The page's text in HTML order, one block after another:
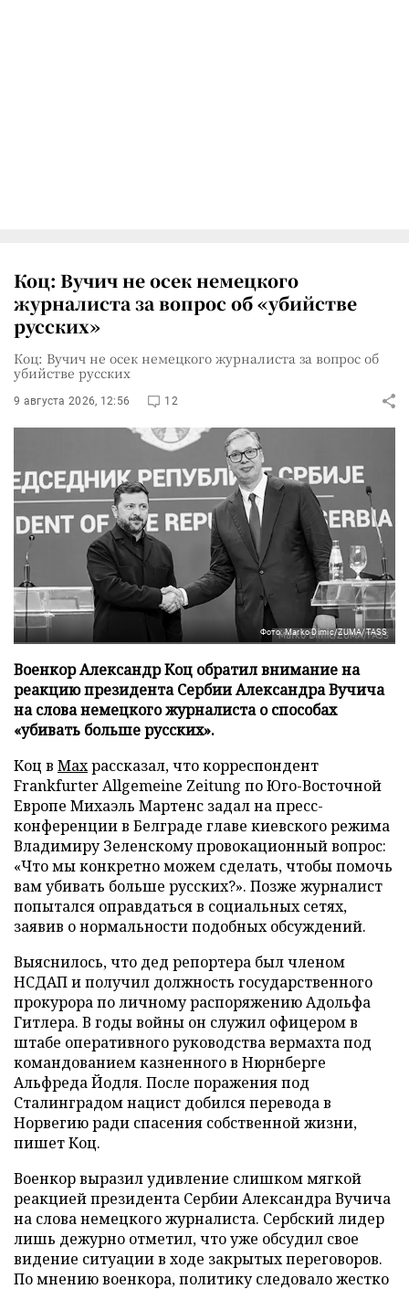
Коц: Вучич не осек немецкого
журналиста за вопрос об «убийстве
русских»
Коц: Вучич не осек немецкого журналиста за вопрос об
убийстве русских
9 августа 2026, 12:56 12
Фото: Marko Dimic/ZUMA/TASS
Военкор Александр Коц обратил внимание на
реакцию президента Сербии Александра Вучича
на слова немецкого журналиста о способах
«убивать больше русских».
Коц в Махрассказал, что корреспондент
Frankfurter Allgemeine Zeitung по Юго-Восточной
Европе Михаэль Мартенс задал на пресс-
конференции в Белграде главе киевского режима
Владимиру Зеленскому провокационный вопрос:
«Что мы конкретно можем сделать, чтобы помочь
вам убивать больше русских?». Позже журналист
попытался оправдаться в социальных сетях,
заявив о нормальности подобных обсуждений.
Выяснилось, что дед репортера был членом
НСДАП и получил должность государственного
прокурора по личному распоряжению Адольфа
Гитлера. В годы войны он служил офицером в
штабе оперативного руководства вермахта под
командованием казненного в Нюрнберге
Альфреда Йодля. После поражения под
Сталинградом нацист добился перевода в
Норвегию ради спасения собственной жизни,
пишет Коц.
Военкор выразил удивление слишком мягкой
реакцией президента Сербии Александра Вучича
на слова немецкого журналиста. Сербский лидер
лишь дежурно отметил, что уже обсудил свое
видение ситуации в ходе закрытых переговоров.
По мнению военкора, политику следовало жестко